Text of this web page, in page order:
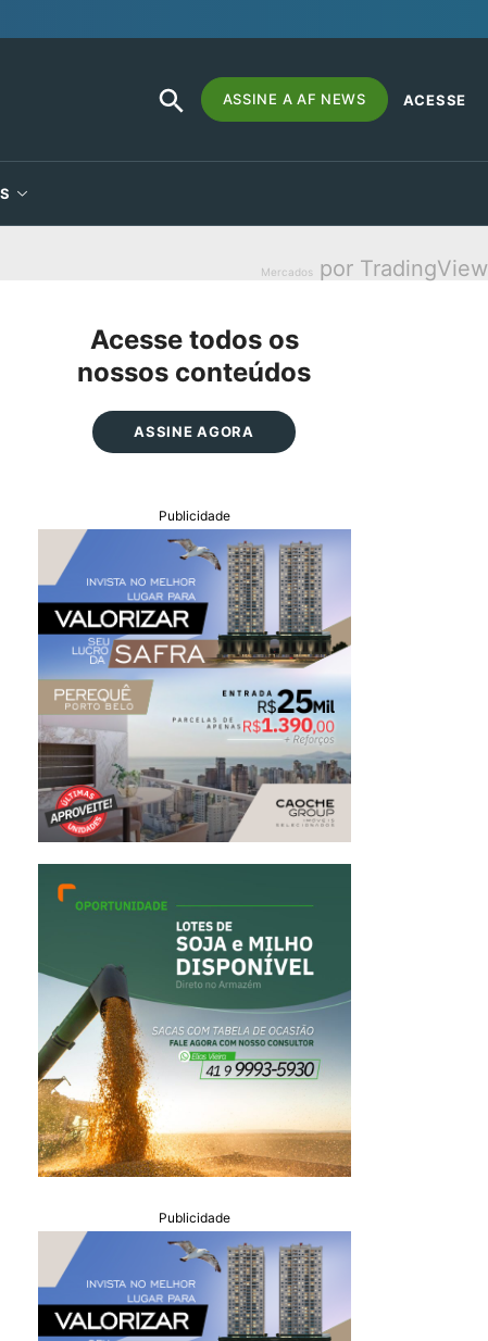
Search
for:
SEARCH
BUTTON
ASSINE A AF NEWS ACESSE
Mercados por TradingView
Acesse todos os
nossos conteúdos
ASSINE AGORA
Publicidade
Publicidade